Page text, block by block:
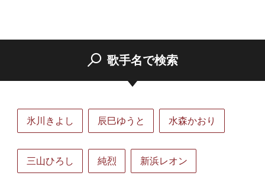
歌手名で検索
氷川きよし 辰巳ゆうと 水森かおり
三山ひろし 純烈 新浜レオン